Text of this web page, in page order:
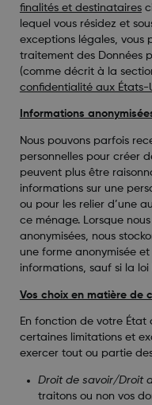
finalités et destinataires
lequel vous résidez et
exceptions légales, vous
traitement des Données
(comme décrit à la
confidentialité aux États-
Informations
Nous pouvons parfois
personnelles pour créer
peuvent plus être
informations sur une
ou pour les relier d’une
ce ménage. Lorsque
anonymisées, nous
une forme anonymisée
informations, sauf si la loi
Vos choix en matière de
En fonction de votre État
certaines limitations et
exercer tout ou partie
Droit de savoir/Droit
traitons ou non vos